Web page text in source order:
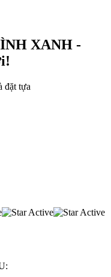
XANH -
đặt tựa